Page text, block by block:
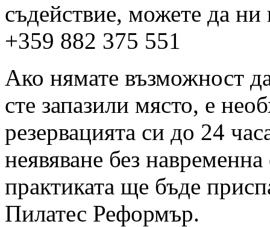
съдействие, можете да
+359 882 375 551
Ако нямате възможност
сте запазили място, е
резервацията си до 24
неявяване без
практиката ще бъде
Пилатес Реформър.